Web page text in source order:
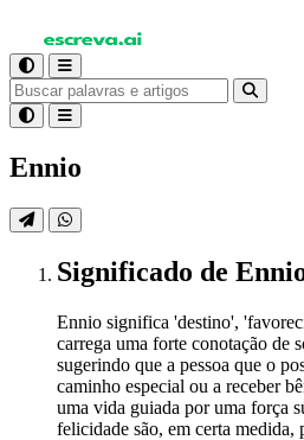
Ennio
Significado de
Ennio significa 'destino',
carrega uma forte conotação de
sugerindo que a pessoa que o
caminho especial ou a receber
uma vida guiada por uma força
felicidade são, em certa medida,